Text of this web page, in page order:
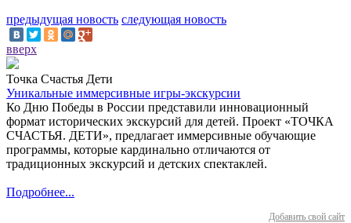
предыдущая новость следующая новость
вверх
Точка Счастья Дети
Уникальные иммерсивные игры-экскурсии
Ко Дню Победы в России представили инновационный
формат исторических экскурсий для детей. Проект «ТОЧКА
СЧАСТЬЯ. ДЕТИ», предлагает иммерсивные обучающие
программы, которые кардинально отличаются от
традиционных экскурсий и детских спектаклей.
Подробнее...
Добавить свой сайт